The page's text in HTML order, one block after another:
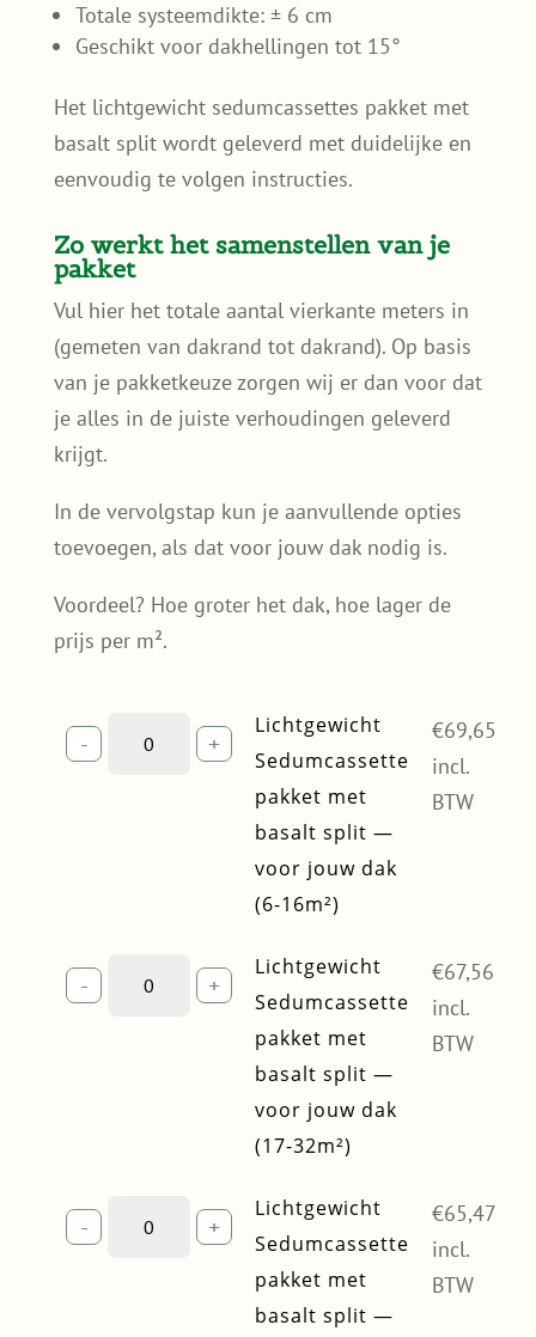
Totale systeemdikte: ± 6 cm
Geschikt voor dakhellingen tot 15°
Het lichtgewicht sedumcassettes pakket met
basalt split wordt geleverd met duidelijke en
eenvoudig te volgen instructies.
Zo werkt het samenstellen van je
pakket
Vul hier het totale aantal vierkante meters in
(gemeten van dakrand tot dakrand). Op basis
van je pakketkeuze zorgen wij er dan voor dat
je alles in de juiste verhoudingen geleverd
krijgt.
In de vervolgstap kun je aanvullende opties
toevoegen, als dat voor jouw dak nodig is.
Voordeel? Hoe groter het dak, hoe lager de
prijs per m².
-
Lichtgewicht
Sedumcassette
dak
+
Lichtgewicht
Sedumcassette
pakket met
basalt split —
voor jouw dak
(6-16m²)
€69,65
incl.
BTW
-
Lichtgewicht
Sedumcassette
dak
+
Lichtgewicht
Sedumcassette
pakket met
basalt split —
voor jouw dak
(17-32m²)
€67,56
incl.
BTW
-
Lichtgewicht
Sedumcassette+
Lichtgewicht
Sedumcassette
pakket met
basalt split —
€65,47
incl.
BTW